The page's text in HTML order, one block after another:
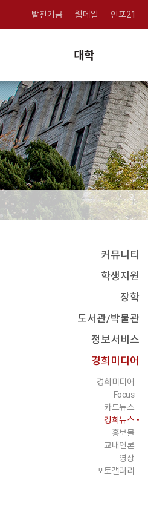
대학
발전기금 웹메일 인포21
커뮤니티
학생지원
장학
도서관/박물관
정보서비스
경희미디어
경희미디어
Focus
카드뉴스
경희뉴스
홍보물
교내언론
영상
포토갤러리